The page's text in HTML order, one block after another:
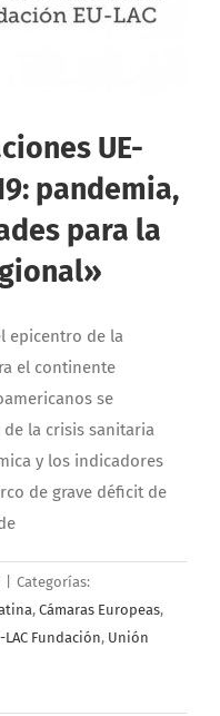
UE-
pandemia,
para la
epicentro de la
el continente
se
la crisis sanitaria
y los indicadores
de grave déficit de
Categorías:
, Cámaras Europeas,
LAC Fundación, Unión